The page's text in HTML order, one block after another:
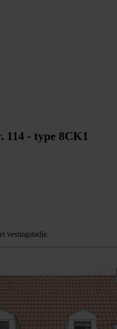
114 - type 8CK1
vestingstadje.